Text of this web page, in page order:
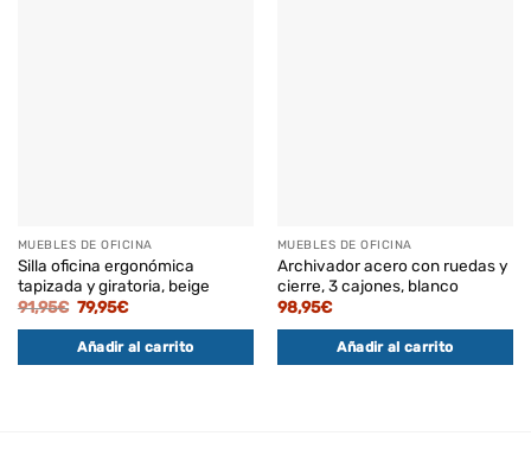
MUEBLES DE OFICINA
Silla oficina ergonómica
tapizada y giratoria, beige
91,95€ El
original
era:
91,95€.
79,95€El
actual
es:
79,95€.
Añadir al carrito
MUEBLES DE OFICINA
Archivador acero con ruedas y
cierre, 3 cajones, blanco
98,95€
Añadir al carrito